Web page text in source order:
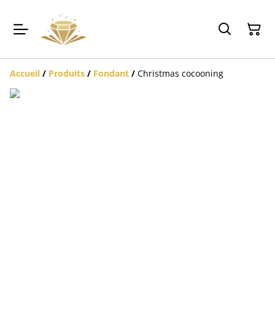
Accueil / Produits / Fondant / Christmas cocooning